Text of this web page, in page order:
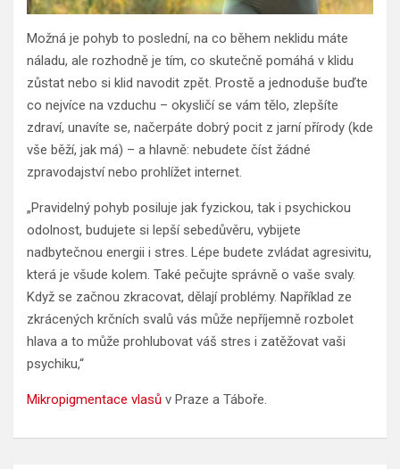
Možná je pohyb to poslední, na co během neklidu máte
náladu, ale rozhodně je tím, co skutečně pomáhá v klidu
zůstat nebo si klid navodit zpět. Prostě a jednoduše buďte
co nejvíce na vzduchu – okysličí se vám tělo, zlepšíte
zdraví, unavíte se, načerpáte dobrý pocit z jarní přírody (kde
vše běží, jak má) – a hlavně: nebudete číst žádné
zpravodajství nebo prohlížet internet.
„Pravidelný pohyb posiluje jak fyzickou, tak i psychickou
odolnost, budujete si lepší sebedůvěru, vybijete
nadbytečnou energii i stres. Lépe budete zvládat agresivitu,
která je všude kolem. Také pečujte správně o vaše svaly.
Když se začnou zkracovat, dělají problémy. Například ze
zkrácených krčních svalů vás může nepříjemně rozbolet
hlava a to může prohlubovat váš stres i zatěžovat vaši
psychiku,“
Mikropigmentace vlasů v Praze a Táboře.